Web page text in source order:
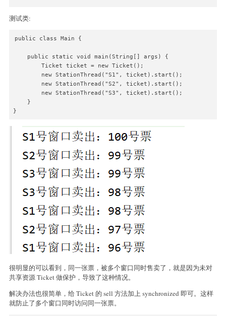
测试类:
public class Main {
    public static void main(String[] args) {
        Ticket ticket = new Ticket();
        new StationThread("S1", ticket).start();
        new StationThread("S2", ticket).start();
        new StationThread("S3", ticket).start();
    }
很明显的可以看到，同一张票，被多个窗口同时售卖了，就是因为未对
共享资源 Ticket 做保护，导致了这种情况。
解决办法也很简单，给 Ticket 的 sell 方法加上 synchronized 即可。这样
就防止了多个窗口同时访问同一张票。